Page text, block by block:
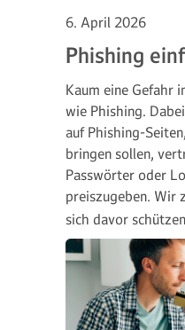
6. April 2026
Phishing
Kaum eine Gefahr
wie Phishing.
auf Phishing-
bringen sollen,
Passwörter oder
preiszugeben. Wir
sich davor